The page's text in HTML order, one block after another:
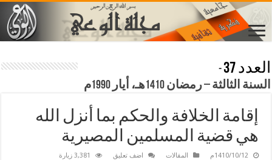
العدد 37
-
السنة الثالثة – رمضان 1410هـ، أيار 1990م
إقامة الخلافة والحكم بما أنزل الله
هي قضية المسلمين المصيرية
1410/10/12م المقالات اضف تعليق 3,381 زيارة